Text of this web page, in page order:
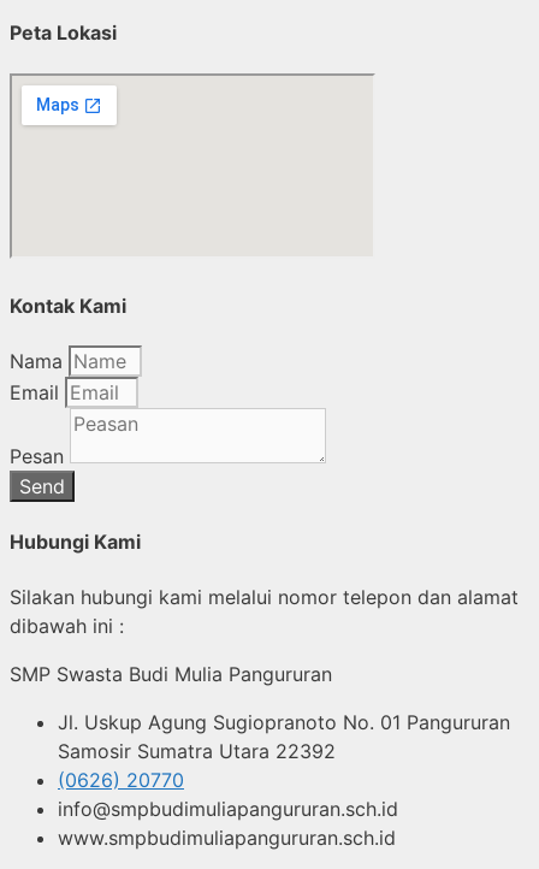
Peta Lokasi
Kontak Kami
Nama
Email
Pesan
Send
Hubungi Kami
Silakan hubungi kami melalui nomor telepon dan alamat
dibawah ini :
SMP Swasta Budi Mulia Pangururan
Jl. Uskup Agung Sugiopranoto No. 01 Pangururan
Samosir Sumatra Utara 22392
(0626) 20770
info@smpbudimuliapangururan.sch.id
www.smpbudimuliapangururan.sch.id